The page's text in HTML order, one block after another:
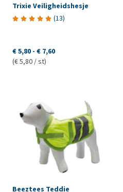
Trixie Veiligheidshesje
(13)
€ 5,80 - € 7,60
(€ 5,80 / st)
Beeztees Teddie